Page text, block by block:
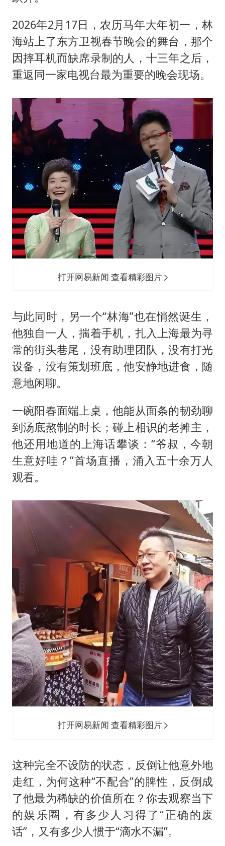
2026年2月17日，农历马年大年初一，林
海站上了东方卫视春节晚会的舞台，那个
因摔耳机而缺席录制的人，十三年之后，
重返同一家电视台最为重要的晚会现场。
打开网易新闻 查看精彩图片
与此同时，另一个“林海”也在悄然诞生，
他独自一人，揣着手机，扎入上海最为寻
常的街头巷尾，没有助理团队，没有打光
设备，没有策划班底，他安静地进食，随
意地闲聊。
一碗阳春面端上桌，他能从面条的韧劲聊
到汤底熬制的时长；碰上相识的老摊主，
他还用地道的上海话攀谈：“爷叔，今朝
生意好哇？”首场直播，涌入五十余万人
观看。
打开网易新闻 查看精彩图片
这种完全不设防的状态，反倒让他意外地
走红，为何这种“不配合”的脾性，反倒成
了他最为稀缺的价值所在？你去观察当下
的娱乐圈，有多少人习得了“正确的废
话”，又有多少人惯于“滴水不漏”。